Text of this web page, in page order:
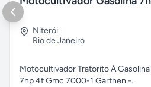
Niterói
Rio de Janeiro
Motocultivador Tratorito À Gasolina
7hp 4t Gmc 7000-1 Garthen -...